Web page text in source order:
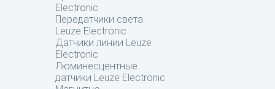
Electronic
Передатчики света
Leuze Electronic
Датчики линии Leuze
Electronic
Люминесцентные
датчики Leuze Electronic